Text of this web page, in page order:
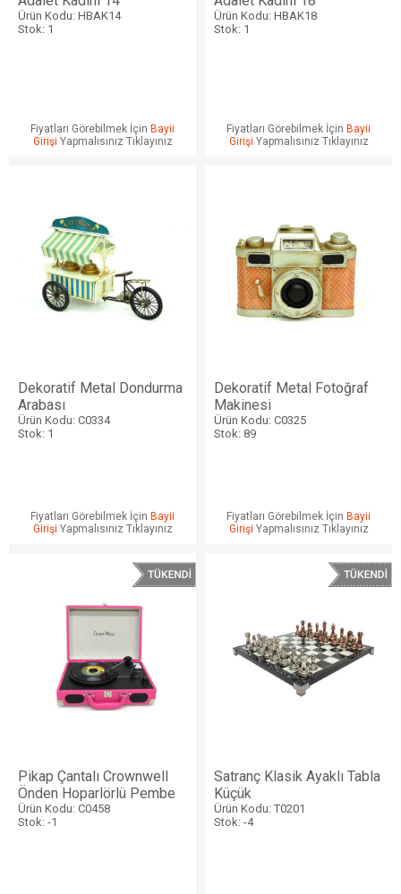
Ürün Kodu: HBAK14
Stok: 1
Fiyatları Görebilmek İçin Bayii
Girişi Yapmalısınız Tıklayınız
Ürün Kodu: HBAK18
Stok: 1
Fiyatları Görebilmek İçin Bayii
Girişi Yapmalısınız Tıklayınız
Dekoratif Metal Dondurma
Arabası
Ürün Kodu: C0334
Stok: 1
Fiyatları Görebilmek İçin Bayii
Girişi Yapmalısınız Tıklayınız
Dekoratif Metal Fotoğraf
Makinesi
Ürün Kodu: C0325
Stok: 89
Fiyatları Görebilmek İçin Bayii
Girişi Yapmalısınız Tıklayınız
Pikap Çantalı Crownwell
Önden Hoparlörlü Pembe
Ürün Kodu: C0458
Stok: -1
Satranç Klasik Ayaklı Tabla
Küçük
Ürün Kodu: T0201
Stok: -4